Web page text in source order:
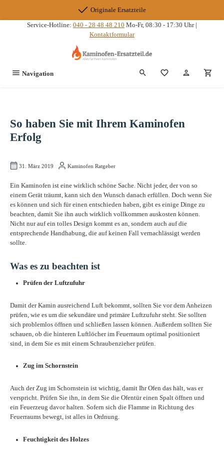
Originale Ersatzteile
Service-Hotline: 040 - 28 48 48 210 Mo-Fr, 08:30 - 17:30 Uhr |
Kontaktformular
Navigation Du hast 0
So haben Sie mit Ihrem Kaminofen
Erfolg
31. März 2019 Kaminofen Ratgeber
Ein Kaminofen ist eine wirklich schöne Sache. Nicht jeder, der von so
einem Gerät träumt, kann sich den Wunsch danach erfüllen. Doch wenn Sie
es können und sich für einen entschieden haben, gibt es einige Dinge zu
beachten, damit Sie ihn auch wirklich vollkommen auskosten können.
Nicht nur auf ein tolles Design kommt es an, sondern auch auf die
entsprechende Handhabung, die auf keinen Fall vernachlässigt werden
sollte.
Was es zu beachten ist
Prüfen der Luftzufuhr
Damit der Kamin ausreichend Luft bekommt, sollten Sie vor dem Anheizen
prüfen, wie es um die sekundäre und primäre Luftzufuhr steht. Sie sollten
sich problemlos öffnen und schließen lassen können. Außerdem sollten Sie
schauen, ob die hinteren Luftlöcher im Feuerraum optimal positioniert
sind, in dem Sie es mit einem Schraubenzieher prüfen.
Zug im Schornstein
Auch der Zug im Schornstein ist wichtig, damit Ihr Ofen das hält, was er
verspricht. Prüfen Sie ihn, in dem Sie die Ofentür einen Spalt öffnen und
ein Feuerzeug davor halten. Sofern sich die Flamme in Richtung des
Feuerraums bewegt, ist alles in Ordnung.
Feuchtigkeit des Holzes